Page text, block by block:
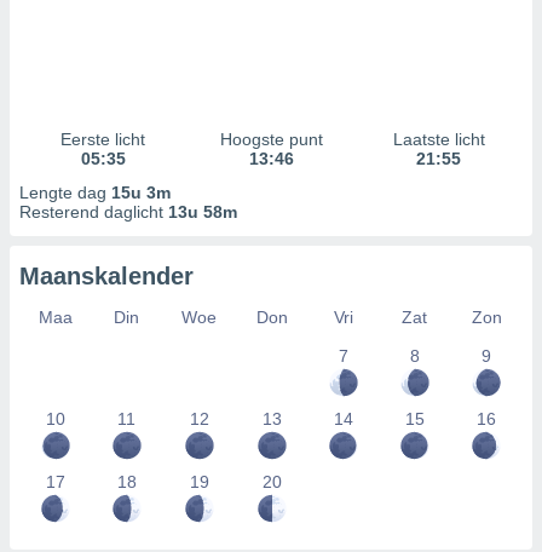
Eerste licht
05:35
Hoogste punt
13:46
Laatste licht
21:55
Lengte dag 15u 3m
Resterend daglicht 13u 58m
Maanskalender
Maa Din Woe Don Vri Zat
Zon
7
8 9
10 11 12 13 14 15 16
17 18 19 20